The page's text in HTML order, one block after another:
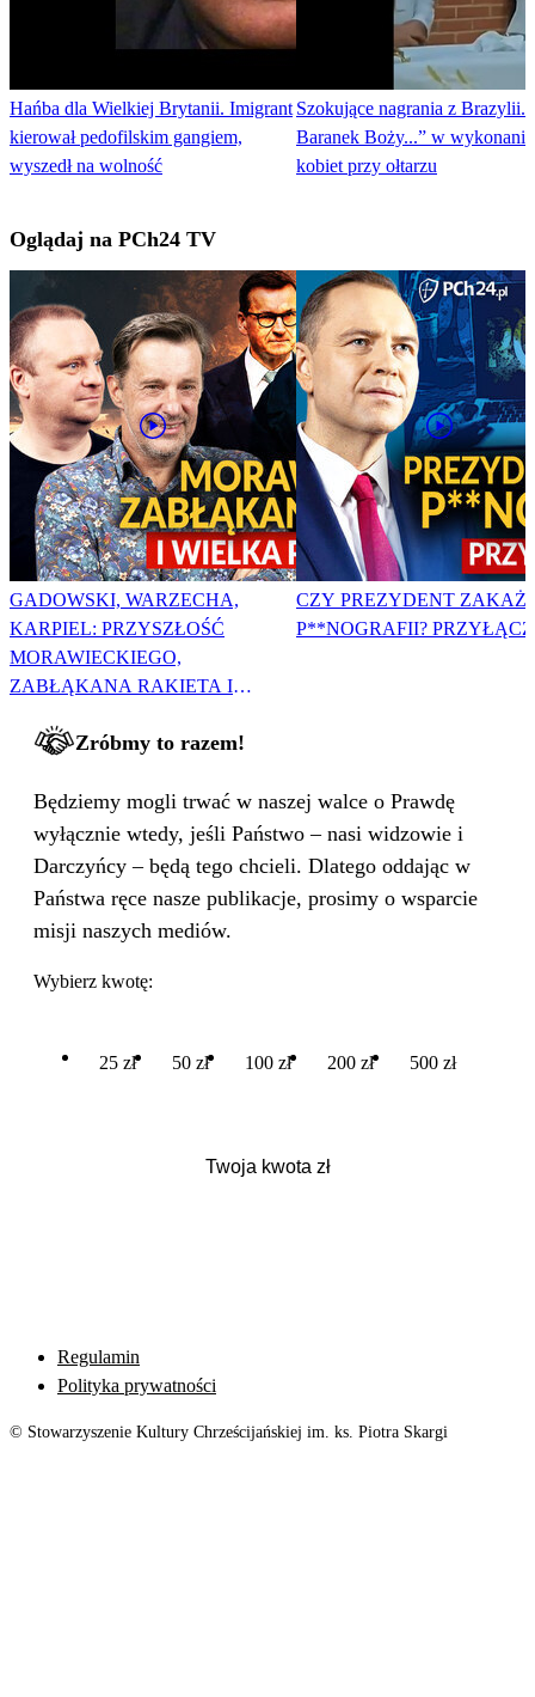
Hańba dla Wielkiej Brytanii. Imigrant
kierował pedofilskim gangiem,
wyszedł na wolność
Szokujące nagrania z Brazylii.
Baranek Boży...” w wykonaniu
kobiet przy ołtarzu
Oglądaj na PCh24 TV
GADOWSKI, WARZECHA,
KARPIEL: PRZYSZŁOŚĆ
MORAWIECKIEGO,
ZABŁĄKANA RAKIETA I
CZY PREZYDENT
P**NOGRAFII?
Zróbmy to razem!
Będziemy mogli trwać w naszej walce o Prawdę
wyłącznie wtedy, jeśli Państwo – nasi widzowie i
Darczyńcy – będą tego chcieli. Dlatego oddając w
Państwa ręce nasze publikacje, prosimy o wsparcie
misji naszych mediów.
Wybierz kwotę:
25 zł 50 zł 100 zł 200 zł 500 zł
Regulamin
Polityka prywatności
© Stowarzyszenie Kultury Chrześcijańskiej im. ks. Piotra Skargi